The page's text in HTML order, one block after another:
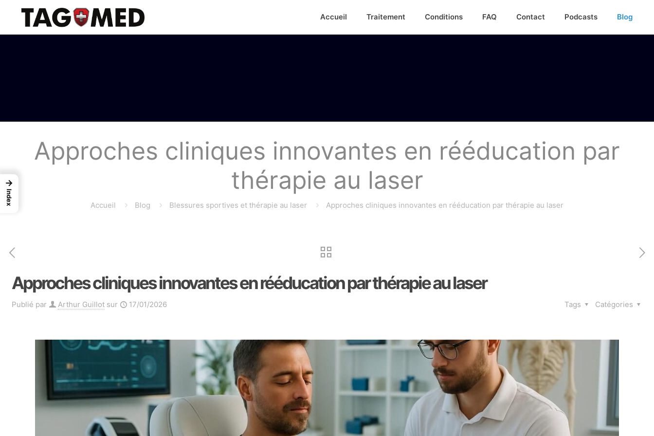
Accueil Traitement Conditions FAQ Contact Podcasts Blog
Approches cliniques innovantes en rééducation par
thérapie au laser
Accueil Blog Blessures sportives et thérapie au laser Approches cliniques innovantes en rééducation par thérapie au laser
Approches cliniques innovantes en rééducation par thérapie au laser
Publié par Arthur Guillot sur 17/01/2026 Catégories
Tags
→
Index